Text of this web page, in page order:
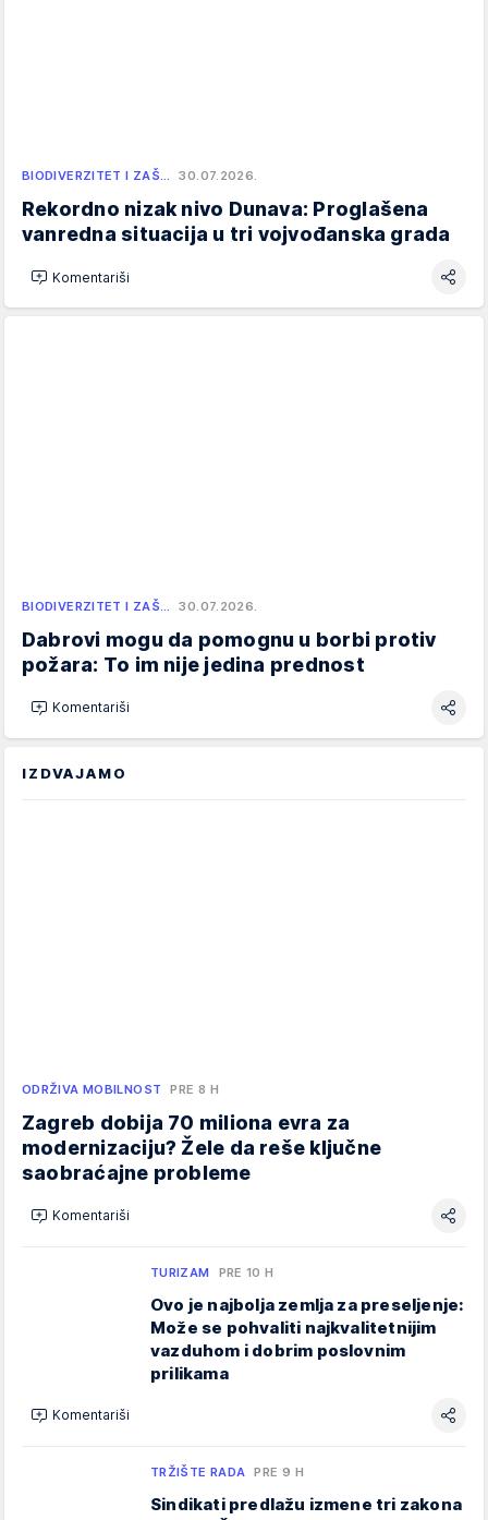
BIODIVERZITET I ZAŠ… 30.07.2026.
Rekordno nizak nivo Dunava: Proglašena
vanredna situacija u tri vojvođanska grada
Komentariši
BIODIVERZITET I ZAŠ… 30.07.2026.
Dabrovi mogu da pomognu u borbi protiv
požara: To im nije jedina prednost
Komentariši
IZDVAJAMO
ODRŽIVA MOBILNOST PRE 8 H
Zagreb dobija 70 miliona evra za
modernizaciju? Žele da reše ključne
saobraćajne probleme
Komentariši
TURIZAM PRE 10 H
Ovo je najbolja zemlja za preseljenje:
Može se pohvaliti najkvalitetnijim
vazduhom i dobrim poslovnim
prilikama
Komentariši
TRŽIŠTE RADA PRE 9 H
Sindikati predlažu izmene tri zakona